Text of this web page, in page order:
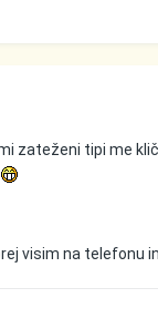
zateženi tipi me
visim na telefonu